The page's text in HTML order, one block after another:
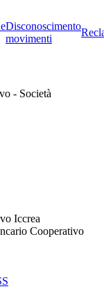
Disconoscimento
movimenti
- Società
Iccrea
Cooperativo